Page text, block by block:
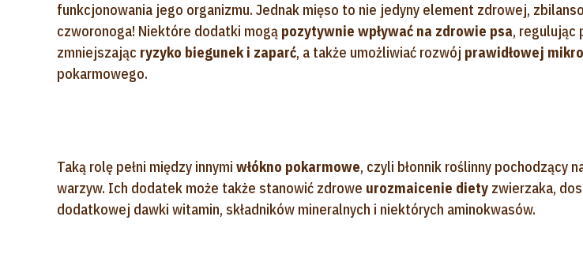
funkcjonowania jego organizmu. Jednak mięso to nie jedyny element zdrowej,
czworonoga! Niektóre dodatki mogą pozytywnie wpływać na zdrowie psa, regulując
zmniejszając ryzyko biegunek i zaparć, a także umożliwiać rozwój prawidłowej
pokarmowego.
Taką rolę pełni między innymi włókno pokarmowe, czyli błonnik roślinny pochodzący
warzyw. Ich dodatek może także stanowić zdrowe urozmaicenie diety zwierzaka,
dodatkowej dawki witamin, składników mineralnych i niektórych aminokwasów.